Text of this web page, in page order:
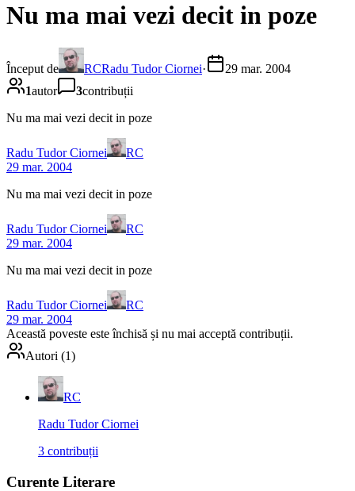
Nu ma mai vezi decit in poze
Început de RCRadu Tudor Ciornei·
29 mar. 2004
1autor 3contribuții
Nu ma mai vezi decit in poze
Radu Tudor Ciornei
RC
29 mar. 2004
Nu ma mai vezi decit in poze
Radu Tudor Ciornei
RC
29 mar. 2004
Nu ma mai vezi decit in poze
Radu Tudor Ciornei
RC
29 mar. 2004
Această poveste esteînchisă și nu mai acceptă contribuții.
Autori (1)
RC
Radu Tudor Ciornei
3 contribuții
Curente Literare